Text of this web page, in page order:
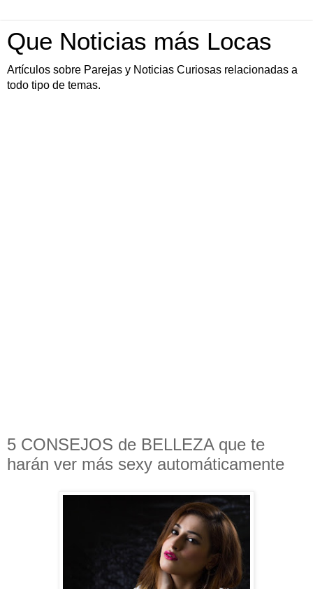
Que Noticias más Locas
Artículos sobre Parejas y Noticias Curiosas relacionadas a
todo tipo de temas.
5 CONSEJOS de BELLEZA que te
harán ver más sexy automáticamente